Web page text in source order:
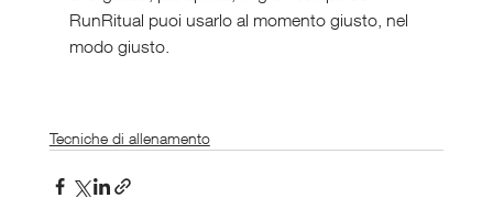
RunRitual puoi usarlo al momento giusto, nel
modo giusto.
Tecniche di allenamento